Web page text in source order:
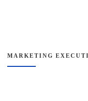
MARKETING